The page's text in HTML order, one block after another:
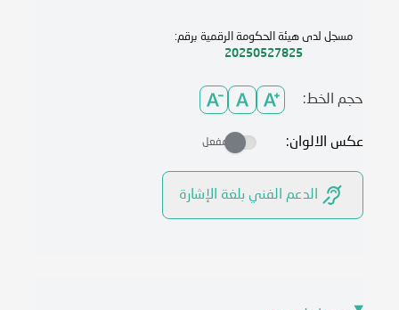
مسجل لدى هيئة الحكومة الرقمية برقم:
20250527825
حجم الخط:
عكس الالوان: مفعل
الدعم الفني بلغة الإشارة